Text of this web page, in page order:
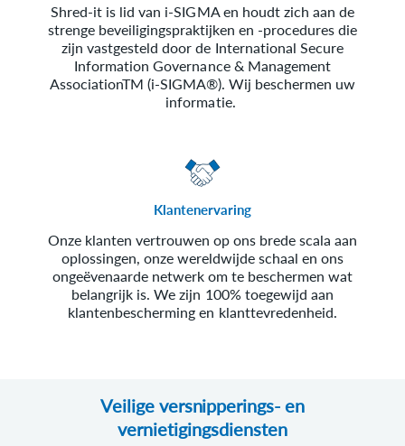
Shred-it is lid van i-SIGMA en houdt zich aan de
strenge beveiligingspraktijken en -procedures die
zijn vastgesteld door de International Secure
Information Governance & Management
AssociationTM (i-SIGMA®). Wij beschermen uw
informatie.
Klantenervaring
Onze klanten vertrouwen op ons brede scala aan
oplossingen, onze wereldwijde schaal en ons
ongeëvenaarde netwerk om te beschermen wat
belangrijk is. We zijn 100% toegewijd aan
klantenbescherming en klanttevredenheid.
Veilige versnipperings- en
vernietigingsdiensten